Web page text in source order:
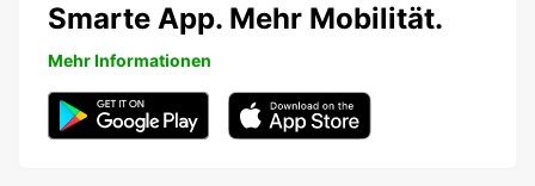
Smarte App. Mehr Mobilität.
Mehr Informationen